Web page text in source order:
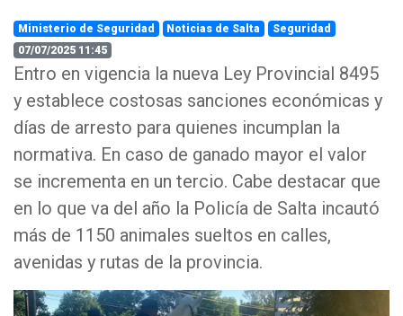
Ministerio de Seguridad Noticias de Salta
Seguridad
07/07/2025 11:45
Entro en vigencia la nueva Ley Provincial 8495
y establece costosas sanciones económicas y
días de arresto para quienes incumplan la
normativa. En caso de ganado mayor el valor
se incrementa en un tercio. Cabe destacar que
en lo que va del año la Policía de Salta incautó
más de 1150 animales sueltos en calles,
avenidas y rutas de la provincia.